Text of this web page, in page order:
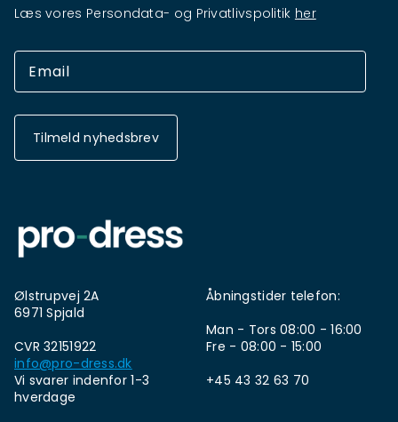
Læs vores Persondata- og Privatlivspolitik her
Tilmeld nyhedsbrev
Ølstrupvej 2A
6971 Spjald
CVR 32151922
info@pro-dress.dk
Vi svarer indenfor 1-3
hverdage
Åbningstider telefon:
Man - Tors 08:00 - 16:00
Fre - 08:00 - 15:00
+45 43 32 63 70